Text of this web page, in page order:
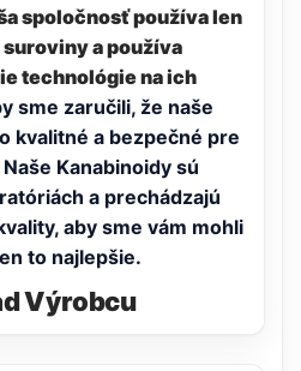
spoločnosť používa len
a používa
technológie na ich
sme zaručili, že naše
kvalitné a bezpečné pre
Kanabinoidy sú
a prechádzajú
aby sme vám mohli
to najlepšie.
Výrobcu